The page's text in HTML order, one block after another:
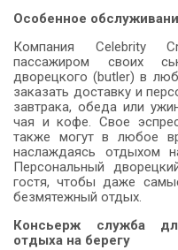
Особенное
Компания Celebrity
пассажиром своих
дворецкого (butler) в
заказать доставку и
завтрака, обеда или
чая и кофе. Свое
также могут в любое
наслаждаясь отдыхом
Персональный
гостя, чтобы даже
безмятежный отдых.
Консьерж служба
отдыха на берегу